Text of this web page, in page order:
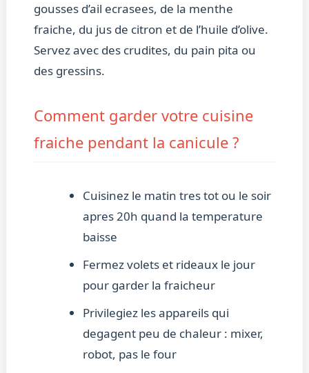
gousses d’ail ecrasees, de la menthe
fraiche, du jus de citron et de l’huile d’olive.
Servez avec des crudites, du pain pita ou
des gressins.
Comment garder votre cuisine
fraiche pendant la canicule ?
Cuisinez le matin tres tot ou le soir
apres 20h quand la temperature
baisse
Fermez volets et rideaux le jour
pour garder la fraicheur
Privilegiez les appareils qui
degagent peu de chaleur : mixer,
robot, pas le four